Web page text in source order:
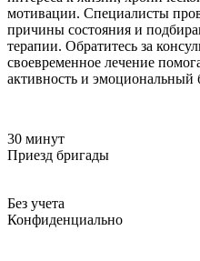
мотивации. Специалисты
причины состояния и
терапии. Обратитесь за
своевременное лечение
активность и эмоциональный
30 минут
Приезд бригады
Без учета
Конфиденциально